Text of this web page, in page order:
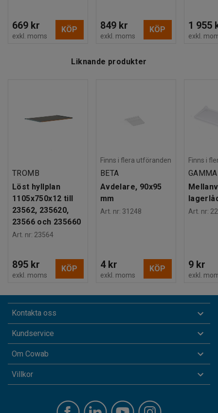
669 kr
exkl. moms
KÖP 849 kr
exkl. moms
KÖP 1 955
exkl.
Liknande produkter
TROMB
Löst hyllplan
1105x750x12 till
23562, 235620,
23566 och 235660
Art. nr: 23564
895 kr
exkl. moms
KÖP
Finns i flera utföranden
BETA
Avdelare, 90x95
mm
Art. nr: 31248
4 kr
exkl. moms
KÖP
Finns i
GAMMA
Art. nr:
9 kr
exkl.
Kontakta oss
Kundservice
Om Cowab
Villkor